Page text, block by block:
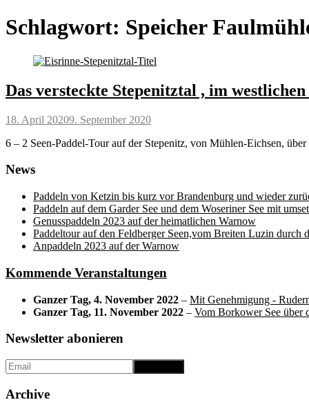
Schlagwort: Speicher
Das versteckte Stepenitztal , im
Posted
18. April 20209. September 2020
6 – 2 Seen-Paddel-Tour auf der Stepenitz, von Mühlen-Eichsen,
News
Paddeln von Ketzin bis kurz vor Brandenburg und wieder
Paddeln auf dem Garder See und dem Woseriner See mit
Genusspaddeln 2023 auf der heimatlichen Warnow
Paddeltour auf den Feldberger Seen,vom Breiten Luzin
Anpaddeln 2023 auf der Warnow
Kommende Veranstaltungen
Ganzer Tag, 4. November 2022 – Mit Genehmigung -
Ganzer Tag, 11. November 2022 – Vom Borkower See über
Newsletter abonieren
Archive